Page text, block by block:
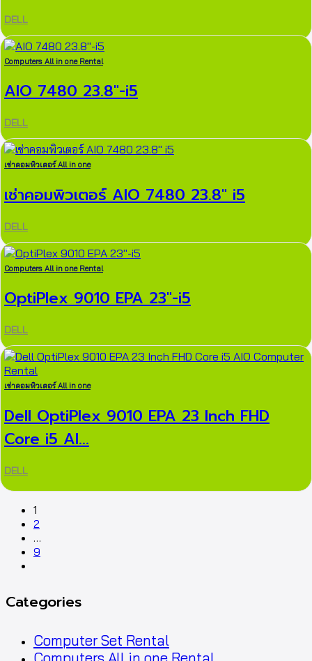
DELL
Computers All in one Rental
AIO 7480 23.8″-i5
DELL
เช่าคอมพิวเตอร์ All in one
เช่าคอมพิวเตอร์ AIO 7480 23.8″ i5
DELL
Computers All in one Rental
OptiPlex 9010 EPA 23″-i5
DELL
เช่าคอมพิวเตอร์ All in one
Dell OptiPlex 9010 EPA 23 Inch FHD
Core i5 AI...
DELL
1
2
…
9
Categories
Computer Set Rental